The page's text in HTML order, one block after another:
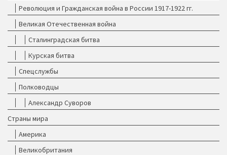
Революция и Гражданская война в России 1917-1922 гг.
Великая Отечественная война
Сталинградская битва
Курская битва
Спецслужбы
Полководцы
Александр Суворов
Страны мира
Америка
Великобритания